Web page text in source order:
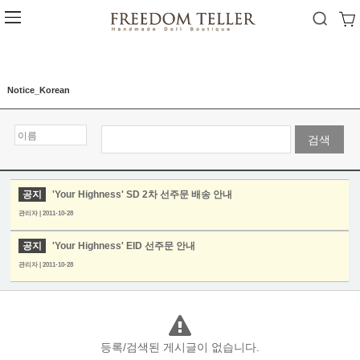
Notice_Korean
검색
공지 'Your Highness' SD 2차 선주문 배송 안내
관리자 | 2011-10-28
공지 'Your Highness' EID 선주문 안내
관리자 | 2011-10-28
등록/검색된 게시글이 없습니다.